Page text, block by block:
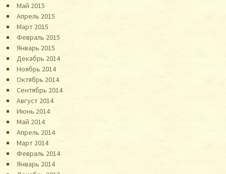
Май 2015
Апрель 2015
Март 2015
Февраль 2015
Январь 2015
Декабрь 2014
Ноябрь 2014
Октябрь 2014
Сентябрь 2014
Август 2014
Июнь 2014
Май 2014
Апрель 2014
Март 2014
Февраль 2014
Январь 2014